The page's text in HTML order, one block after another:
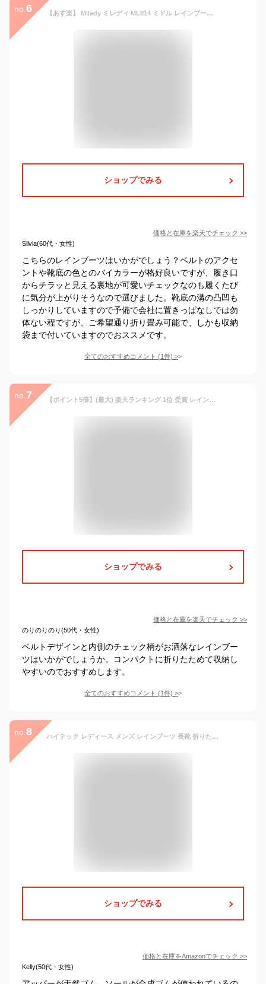
no. 6 【あす楽】 Milady ミレディ ML814 ミドル レインブーツ 携帯用 収納袋付き 長靴 完全防水 雨靴 人気 おしゃれ 防水仕様 おすすめ
ショップでみる
価格と在庫を楽天でチェック >>
Silvia(60代・女性)
こちらのレインブーツはいかがでしょう？ベルトのアクセ
ントや靴底の色とのバイカラーが格好良いですが、履き口
からチラッと見える裏地が可愛いチェックなのも履くたび
に気分が上がりそうなので選びました。靴底の溝の凸凹も
しっかりしていますので予備で会社に置きっぱなしでは勿
体ない程ですが、ご希望通り折り畳み可能で、しかも収納
袋まで付いていますのでおススメです。
全てのおすすめコメント (1件) >
no. 7 【ポイント5倍】(最大) 楽天ランキング 1位 受賞 レインブーツ レディース 折りたたみ長靴 レディース ロング おしゃれ 大きいサイズ 折り畳み 軽い カーキ ダークブラウン ブラック 大きいサイズ かわいい 完全防水 軽量 オフィスに 台風 ストック 防災 hb24
ショップでみる
価格と在庫を楽天でチェック >>
のりのりのり(50代・女性)
ベルトデザインと内側のチェック柄がお洒落なレインブー
ツはいかがでしょうか。コンパクトに折りたためて収納し
やすいのでおすすめします。
全てのおすすめコメント (1件) >
no. 8 ハイテック レディース メンズ レインブーツ 長靴 折りたたみ 農作業 ロング丈 パッカブル tmhtbtu08[ネイビー×M(24.5～25.0cm)]
ショップでみる
価格と在庫をAmazonでチェック >>
Kelly(50代・女性)